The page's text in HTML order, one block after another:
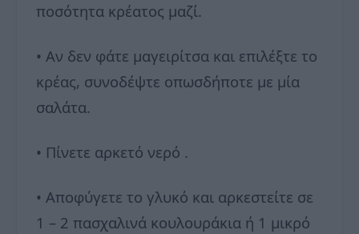
ποσότητα κρέατος μαζί.
• Αν δεν φάτε μαγειρίτσα και επιλέξτε το
κρέας, συνοδέψτε οπωσδήποτε με μία
σαλάτα.
• Πίνετε αρκετό νερό .
• Αποφύγετε το γλυκό και αρκεστείτε σε
1 – 2 πασχαλινά κουλουράκια ή 1 μικρό